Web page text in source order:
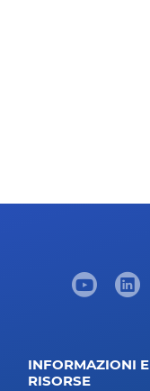
INFORMAZIONI E
RISORSE